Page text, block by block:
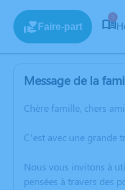
Faire-part
1
Message de la
Chère famille, chers
C’est avec une grande
Nous vous invitons à
pensées à travers des